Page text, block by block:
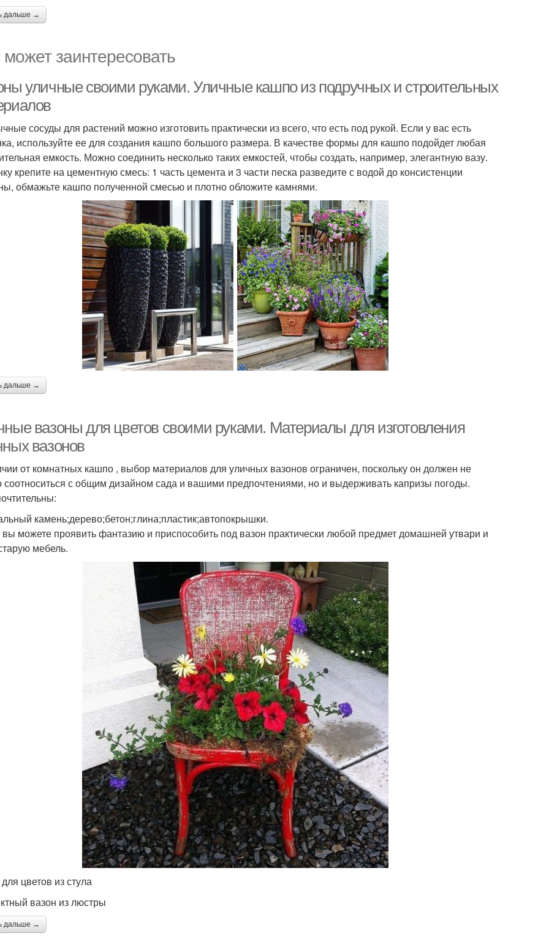
дальше →
заинтересовать
уличные своими руками. Уличные кашпо из подручных и строительных
сосуды для растений можно изготовить практически из всего, что есть под рукой. Если у вас есть
используйте ее для создания кашпо большого размера. В качестве формы для кашпо подойдет любая
емкость. Можно соединить несколько таких емкостей, чтобы создать, например, элегантную вазу.
крепите на цементную смесь: 1 часть цемента и 3 части песка разведите с водой до консистенции
обмажьте кашпо полученной смесью и плотно обложите камнями.
дальше →
вазоны для цветов своими руками. Материалы для изготовления
вазонов
от комнатных кашпо , выбор материалов для уличных вазонов ограничен, поскольку он должен не
соотноситься с общим дизайном сада и вашими предпочтениями, но и выдерживать капризы погоды.
камень;дерево;бетон;глина;пластик;автопокрышки.
можете проявить фантазию и приспособить под вазон практически любой предмет домашней утвари и
мебель.
цветов из стула
вазон из люстры
дальше →